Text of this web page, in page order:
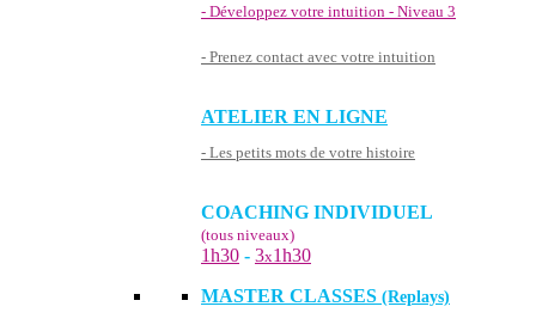
- Développez votre intuition - Niveau 3
- Prenez contact avec votre intuition
ATELIER EN LIGNE
- Les petits mots de votre histoire
COACHING INDIVIDUEL
(tous niveaux)
1h30 - 3x1h30
MASTER CLASSES (Replays)